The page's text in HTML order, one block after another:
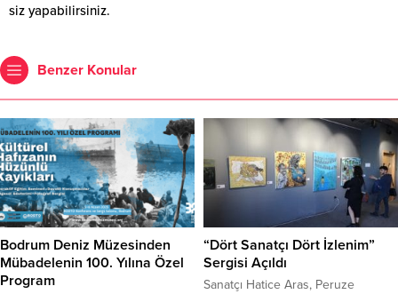
siz yapabilirsiniz.
Benzer Konular
Bodrum Deniz Müzesinden
Mübadelenin 100. Yılına Özel
Program
“Dört Sanatçı Dört İzlenim”
Sergisi Açıldı
Sanatçı Hatice Aras, Peruze